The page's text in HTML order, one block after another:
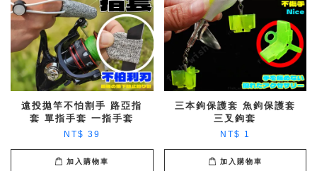
遠投拋竿不怕割手 路亞指
套 單指手套 一指手套
NT$ 39
加入購物車
三本鉤保護套 魚鉤保護套
三叉鉤套
NT$ 1
加入購物車